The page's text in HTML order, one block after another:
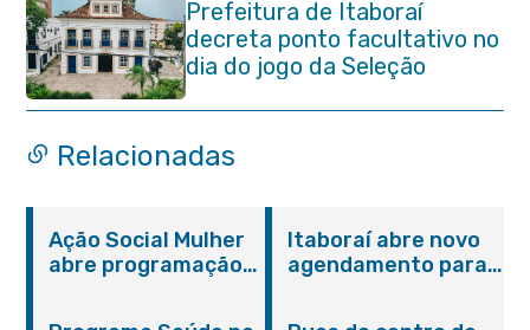
Prefeitura de Itaboraí
decreta ponto facultativo no
dia do jogo da Seleção
Brasileira
Relacionadas
Ação Social Mulher
abre programação
Itaboraí abre novo
agendamento para